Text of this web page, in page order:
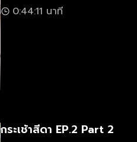
0:44:11 นาที
กระเช้าสีดา EP.2 Part 2